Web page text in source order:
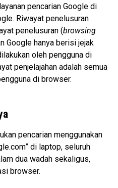
pencarian Google di
Riwayat penelusuran
penelusuran (browsing
Google hanya berisi jejak
oleh pengguna di
penjelajahan adalah semua
di browser.
pencarian menggunakan
di laptop, seluruh
dua wadah sekaligus,
browser.